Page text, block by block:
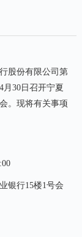
股份有限公司第
30日召开宁夏
。现将有关事项
银行15楼1号会